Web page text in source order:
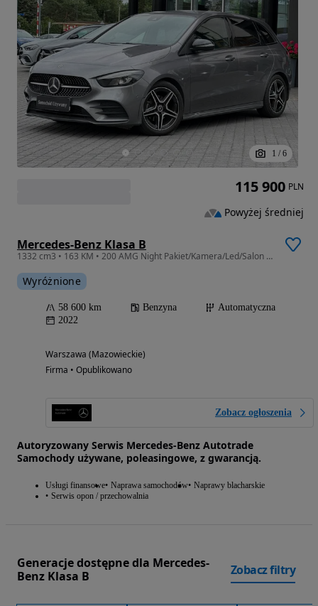
1 / 6
Mercedes-Benz Klasa B
1332 cm3 • 163 KM • 200 AMG Night Pakiet/Kamera/Led/Salon PL
Wyróżnione
58 600 km Benzyna
Automatyczna
2022
Warszawa (Mazowieckie)
Firma • Opublikowano
Zobacz ogłoszenia
Autoryzowany Serwis Mercedes-Benz Autotrade
Samochody używane, poleasingowe, z gwarancją.
Usługi finansowe Naprawa samochodów Naprawy blacharskie
Serwis opon / przechowalnia
115 900 PLN
Powyżej średniej
Generacje dostępne dla Mercedes-
Benz Klasa B
Zobacz filtry